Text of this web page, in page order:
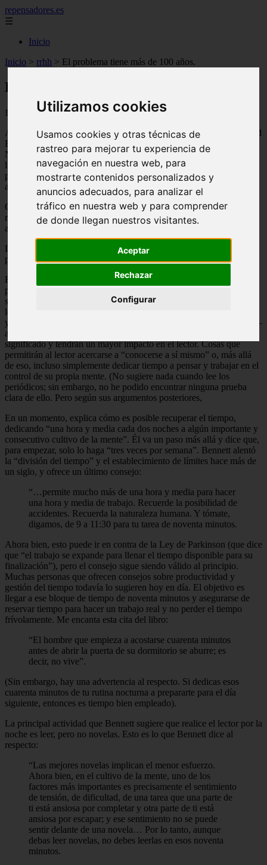
Utilizamos cookies
Usamos cookies y otras técnicas de
rastreo para mejorar tu experiencia de
navegación en nuestra web, para
mostrarte contenidos personalizados y
anuncios adecuados, para analizar el
tráfico en nuestra web y para comprender
de donde llegan nuestros visitantes.
Aceptar
Rechazar
Configurar
repensadores.es
☰
Inicio
Inicio > rrhh > El problema tiene más de 100 años.
El problema tiene más de 100 años.
📅 20/08/2025
Acabo de terminar de leer Cómo vivir las 24 horas del día de Arnold
Bennett. Descubrí este libro mientras leía el último libro de Cal
Newport, Deep Work. Me sorprende no haber oído hablar de este
libro antes porque aborda el tema de la gestión del tiempo. Sólo
puedo suponer que la razón por la que no estaba en mi radar fue su
antigüedad: se publicó en 1910.
Cómo vivir las 24 horas del día es una lectura fascinante porque
mucho de lo que analiza Bennett también es cierto en el mundo
actual.
La gestión del tiempo es, al menos en un sentido documentado, un
problema que existe desde hace 106 años.
En una parte del libro, Bennett habla de perder el tiempo leyendo
periódicos en el tren durante el viaje matutino. Hoy podríamos
sustituir los “periódicos” por las redes sociales. No aconseja a sus
lectores que no lean periódicos: dice que lee “cinco diarios ingleses
y dos franceses”, así como varios “semanarios”. Alienta –casi exige–
al lector a utilizar ese tiempo para otras cosas. Cosas que tienen más
significado y tendrán un mayor impacto en el lector. Cosas que
permitirán al lector acercarse a “conocerse a sí mismo” o, más allá
de eso, incluso simplemente dedicar tiempo a pensar y trabajar en el
control de su propia mente. (No sugiere nada cuando lee los
periódicos; sin embargo, no he podido encontrar ninguna prueba
clara de ello. Pero según sus argumentos posteriores,
En un momento, explica cómo es posible recuperar el tiempo,
dedicando “una hora y media cada dos noches a algún importante y
consecutivo cultivo de la mente”. Él va un paso más allá y dice que,
para empezar, solo lo haga “tres veces por semana”. Bennett alentó
la “división del tiempo” y el establecimiento de límites hace más de
un siglo, y ofrece un último consejo:
“…permite mucho más de una hora y media para hacer
una hora y media de trabajo. Recuerde la posibilidad de
accidentes. Recuerda la naturaleza humana. Y tómate,
digamos, de 9 a 11:30 para tu tarea de noventa minutos.
Ahora bien, esto puede ir en contra de la Ley de Parkinson (que dice
que “el trabajo se expande para llenar el tiempo disponible para su
finalización”), pero el consejo sigue siendo válido al principio.
Muchas personas que ofrecen consejos sobre productividad y
gestión del tiempo todavía lo sugieren hoy en día. El objetivo es
llegar a ese bloque de tiempo de noventa minutos y asegurarse de
reservar tiempo para hacer un trabajo real y no perder el tiempo
frívolamente. Me encanta esta cita del libro:
“El hombre que empieza a acostarse cuarenta minutos
antes de abrir la puerta de su dormitorio se aburre; es
decir, no vive”.
(Sin embargo, hay una advertencia al respecto. Si dedicas esos
cuarenta minutos de tu rutina nocturna a prepararte para el día
siguiente, entonces es tiempo bien empleado).
La principal actividad que Bennett sugiere que realice el lector por la
noche es leer, pero no novelas. Esto es lo que Bennett dice al
respecto:
“Las mejores novelas implican el menor esfuerzo.
Ahora bien, en el cultivo de la mente, uno de los
factores más importantes es precisamente el sentimiento
de tensión, de dificultad, de una tarea que una parte de
ti está ansiosa por completar y otra parte de ti está
ansiosa por escapar; y ese sentimiento no se puede
sentir delante de una novela… Por lo tanto, aunque
debas leer novelas, no debes leerlas en esos noventa
minutos.